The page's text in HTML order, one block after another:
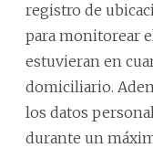
registro de
para monitorear
estuvieran en
domiciliario.
los datos
durante un